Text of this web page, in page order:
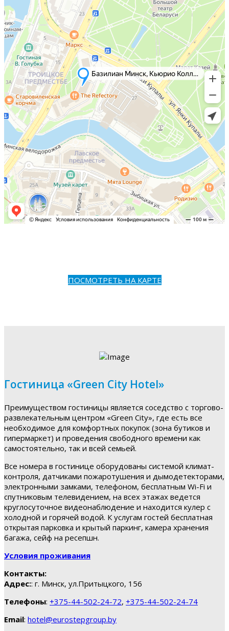
ПОСМОТРЕТЬ НА КАРТЕ
Гостиница «Green City Hotel»
Преимуществом гостиницы является соседство с торгово-
развлекательным центром «Green City», где есть все
необходимое для комфортных покупок (зона бутиков и
гипермаркет) и проведения свободного времени как
самостоятельно, так и всей семьей.
Все номера в гостинице оборудованы системой климат-
контроля, датчиками пожаротушения и дымодетекторами,
электронными замками, телефоном, бесплатным Wi-Fi и
спутниковым телевидением, на всех этажах ведется
круглосуточное видеонаблюдение и находится кулер с
холодной и горячей водой. К услугам гостей бесплатная
открытая парковка и крытый паркинг, камера хранения
багажа, сейф на ресепшн.
Условия проживания
Контакты:
Адрес:: г. Минск, ул.Притыцкого, 156
Телефоны: +375-44-502-24-72, +375-44-502-24-74
Email: hotel@eurostepgroup.by